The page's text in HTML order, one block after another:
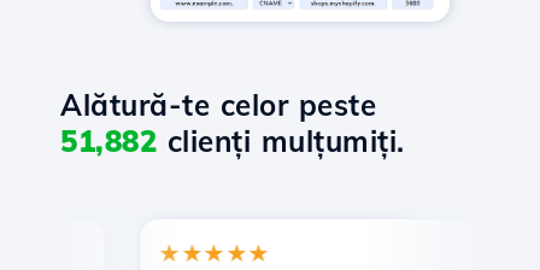
Alătură-te celor peste
51,882 clienți mulțumiți.
★★★★★